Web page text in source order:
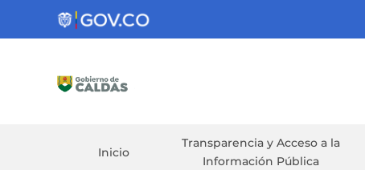
Gobernación
Inicio
Transparencia y Acceso a la
Información Pública